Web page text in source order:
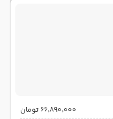
۶۶٬۸۹۰٬۰۰۰ تومان